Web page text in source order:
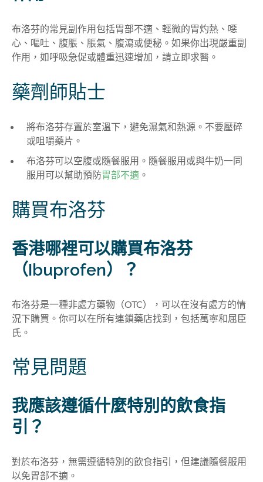
布洛芬的常見副作用包括胃部不適、輕微的胃灼熱、噁
心、嘔吐、腹脹、脹氣、腹瀉或便秘。如果你出現嚴重副
作用，如呼吸急促或體重迅速增加，請立即求醫。
藥劑師貼士
將布洛芬存置於室溫下，避免濕氣和熱源。不要壓碎
或咀嚼藥片 。
布洛芬可以空腹或隨餐服用。隨餐服用或與牛奶一同
服用可以幫助預防胃部不適 。
購買布洛芬
香港哪裡可以購買布洛芬
（Ibuprofen）？
布洛芬是一種非處方藥物（OTC），可以在沒有處方的情
況下購買 。你可以在所有連鎖藥店找到，包括萬寧和屈臣
氏 。
常見問題
我應該遵循什麼特別的飲食指
引 ？
對於布洛芬，無需遵循特別的飲食指引，但建議隨餐服用
以免胃部不適。